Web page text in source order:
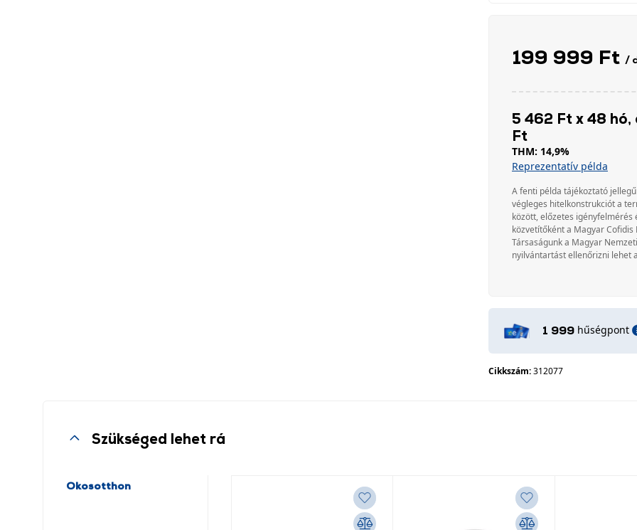
199 999 Ft /
5 462 Ft x 48 hó,
Ft
THM: 14,9%
Reprezentatív példa
A fenti példa tájékoztató
végleges hitelkonstrukciót a
között, előzetes igényfelmérés
közvetítőként a Magyar
Társaságunk a Magyar
nyilvántartást ellenőrizni lehet a
1 999 hűségpont
Cikkszám:312077
Szükséged lehet rá
Okosotthon